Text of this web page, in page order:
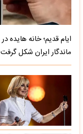
ایام قدیم؛ خانه هایده
ماندگار ایران شکل گرفت